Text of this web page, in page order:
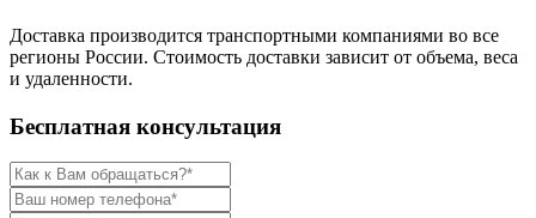
Доставка производится транспортными компаниями во все
регионы России. Стоимость доставки зависит от объема, веса
и удаленности.
Бесплатная консультация